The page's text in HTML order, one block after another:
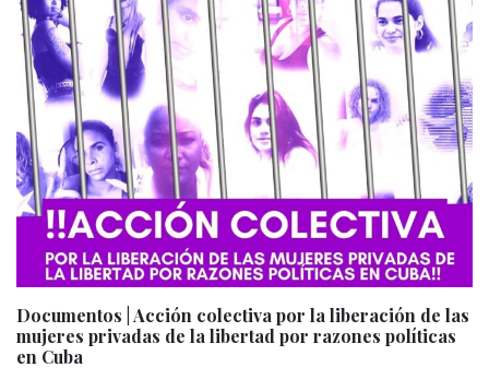
Documentos | Acción colectiva por la liberación de las
mujeres privadas de la libertad por razones políticas
en Cuba